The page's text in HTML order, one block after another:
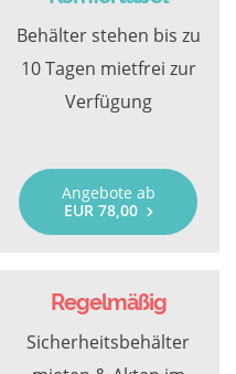
Behälter stehen bis zu
10 Tagen mietfrei zur
Verfügung
Angebote ab
EUR 78,00
Regelmäßig
Sicherheitsbehälter